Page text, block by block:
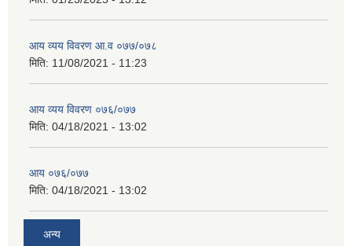
आय व्यय विवरण आ.व ०७७/०७८
मिति: 11/08/2021 - 11:23
आय व्यय विवरण ०७६/०७७
मिति: 04/18/2021 - 13:02
आय ०७६/०७७
मिति: 04/18/2021 - 13:02
अन्य